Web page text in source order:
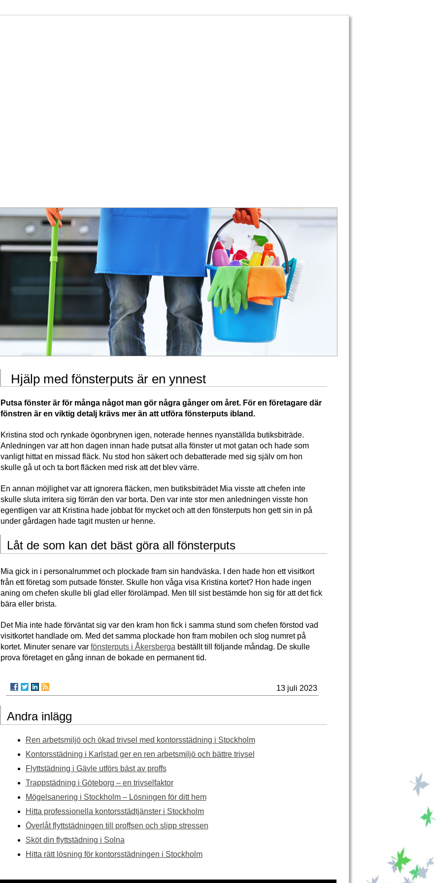
Hjälp med fönsterputs är en ynnest
Putsa fönster är för många något man gör några gånger om året. För en företagare där
fönstren är en viktig detalj krävs mer än att utföra fönsterputs ibland.
Kristina stod och rynkade ögonbrynen igen, noterade hennes nyanställda butiksbiträde.
Anledningen var att hon dagen innan hade putsat alla fönster ut mot gatan och hade som
vanligt hittat en missad fläck. Nu stod hon säkert och debatterade med sig själv om hon
skulle gå ut och ta bort fläcken med risk att det blev värre.
En annan möjlighet var att ignorera fläcken, men butiksbiträdet Mia visste att chefen inte
skulle sluta irritera sig förrän den var borta. Den var inte stor men anledningen visste hon
egentligen var att Kristina hade jobbat för mycket och att den fönsterputs hon gett sin in på
under gårdagen hade tagit musten ur henne.
Låt de som kan det bäst göra all fönsterputs
Mia gick in i personalrummet och plockade fram sin handväska. I den hade hon ett visitkort
från ett företag som putsade fönster. Skulle hon våga visa Kristina kortet? Hon hade ingen
aning om chefen skulle bli glad eller förolämpad. Men till sist bestämde hon sig för att det fick
bära eller brista.
Det Mia inte hade förväntat sig var den kram hon fick i samma stund som chefen förstod vad
visitkortet handlade om. Med det samma plockade hon fram mobilen och slog numret på
kortet. Minuter senare var fönsterputs i Åkersberga beställt till följande måndag. De skulle
prova företaget en gång innan de bokade en permanent tid.
13 juli 2023
Andra inlägg
Ren arbetsmiljö och ökad trivsel med kontorsstädning i Stockholm
Kontorsstädning i Karlstad ger en ren arbetsmiljö och bättre trivsel
Flyttstädning i Gävle utförs bäst av proffs
Trappstädning i Göteborg – en trivselfaktor
Mögelsanering i Stockholm – Lösningen för ditt hem
Hitta professionella kontorsstädtjänster i Stockholm
Överlåt flyttstädningen till proffsen och slipp stressen
Sköt din flyttstädning i Solna
Hitta rätt lösning för kontorsstädningen i Stockholm